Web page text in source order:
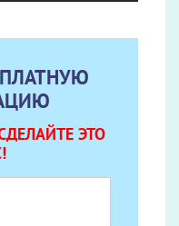
ЭТО